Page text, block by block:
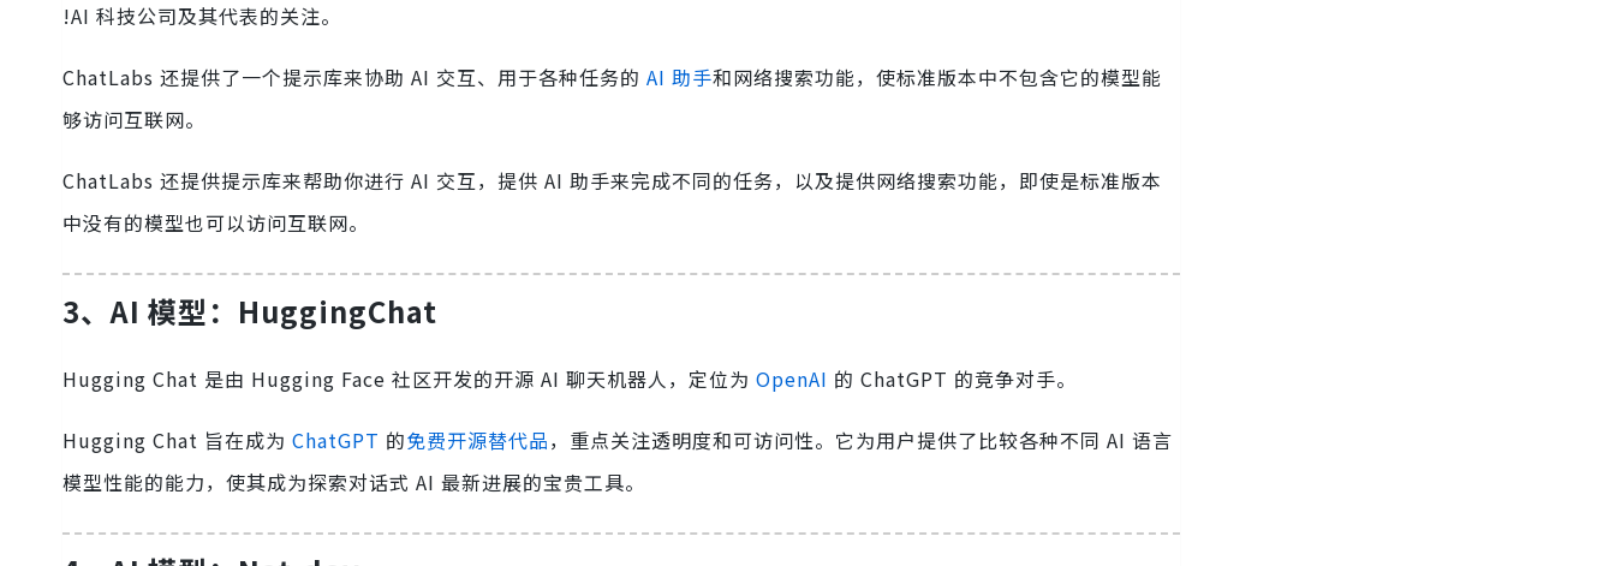
!AI 科技公司及其代表的关注。
ChatLabs 还提供了一个提示库来协助 AI 交互、用于各种任务的 AI 助手和网络搜索功能，使标准版本中不包含它的模型能
够访问互联网。
ChatLabs 还提供提示库来帮助你进行 AI 交互，提供 AI 助手来完成不同的任务，以及提供网络搜索功能，即使是标准版本
中没有的模型也可以访问互联网。
3、AI 模型：HuggingChat
Hugging Chat 是由 Hugging Face 社区开发的开源 AI 聊天机器人，定位为 OpenAI 的 ChatGPT 的竞争对手。
Hugging Chat 旨在成为 ChatGPT 的免费开源替代品，重点关注透明度和可访问性。它为用户提供了比较各种不同 AI 语言
模型性能的能力，使其成为探索对话式 AI 最新进展的宝贵工具。